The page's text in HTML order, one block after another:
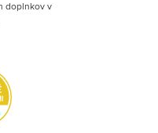
doplnkov v